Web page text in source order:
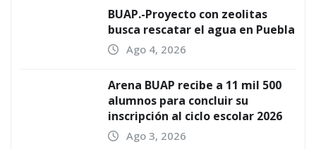
BUAP.-Proyecto con zeolitas
busca rescatar el agua en Puebla
Ago 4, 2026
Arena BUAP recibe a 11 mil 500
alumnos para concluir su
inscripción al ciclo escolar 2026
Ago 3, 2026